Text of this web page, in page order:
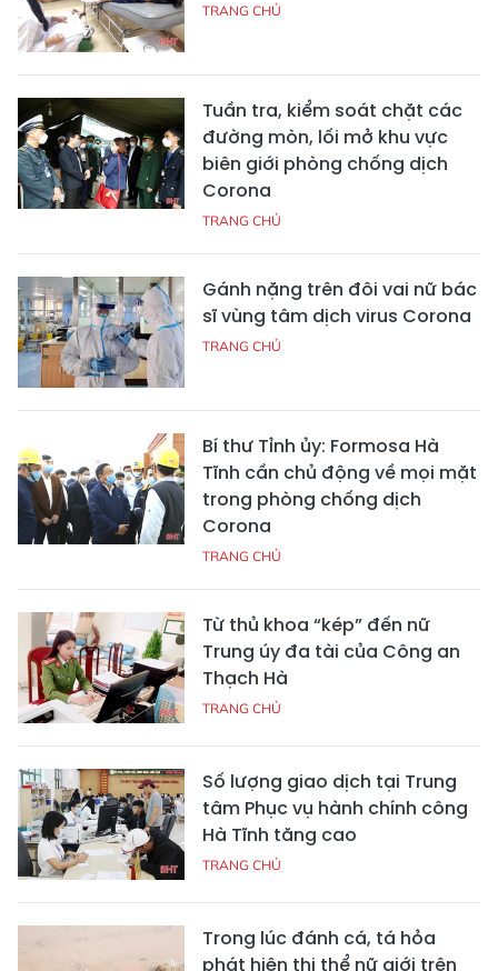
TRANG CHỦ
Tuần tra, kiểm soát chặt các
đường mòn, lối mở khu vực
biên giới phòng chống dịch
Corona
TRANG CHỦ
Gánh nặng trên đôi vai nữ bác
sĩ vùng tâm dịch virus Corona
TRANG CHỦ
Bí thư Tỉnh ủy: Formosa Hà
Tĩnh cần chủ động về mọi mặt
trong phòng chống dịch
Corona
TRANG CHỦ
Từ thủ khoa “kép” đến nữ
Trung úy đa tài của Công an
Thạch Hà
TRANG CHỦ
Số lượng giao dịch tại Trung
tâm Phục vụ hành chính công
Hà Tĩnh tăng cao
TRANG CHỦ
Trong lúc đánh cá, tá hỏa
phát hiện thi thể nữ giới trên